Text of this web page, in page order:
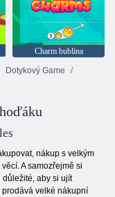
Charm bublina
Dotykový Game
nákup s velkým
A samozřejmě si
důležité, aby si ujít
velké nákupní